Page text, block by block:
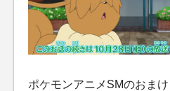
ポケモンアニメSMのおま